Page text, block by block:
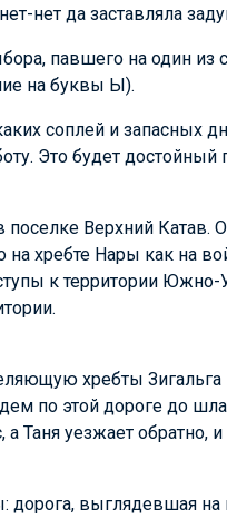
нет да заставляла
павшего на один
на буквы Ы).
соплей и запасных
Это будет
Верхний Катав.
на хребте Нары как на
к территории Южно-
хребты Зигальга
по этой дороге до
Таня уезжает обратно, и
выглядевшая